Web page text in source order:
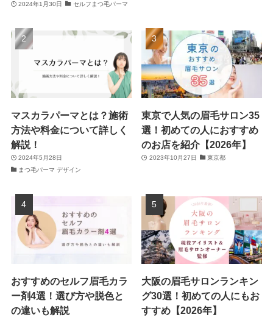
2024年1月30日 セルフまつ毛パーマ
マスカラパーマとは？施術
方法や料金について詳しく
解説！
2024年5月28日
まつ毛パーマ デザイン
東京で人気の眉毛サロン35
選！初めての人におすすめ
のお店を紹介【2026年】
2023年10月27日 東京都
おすすめのセルフ眉毛カラ
ー剤4選！選び方や脱色と
の違いも解説
大阪の眉毛サロンランキン
グ30選！初めての人にもお
すすめ【2026年】